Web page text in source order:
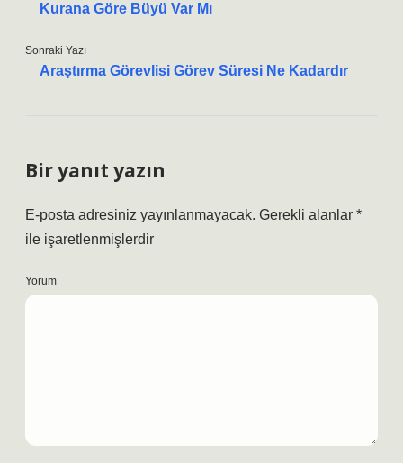
Kurana Göre Büyü Var Mı
Sonraki Yazı
Araştırma Görevlisi Görev Süresi Ne Kadardır
Bir yanıt yazın
E-posta adresiniz yayınlanmayacak. Gerekli alanlar *
ile işaretlenmişlerdir
Yorum